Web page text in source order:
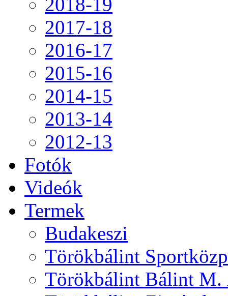
2017-18
2016-17
2015-16
2014-15
2013-14
2012-13
Fotók
Videók
Termek
Budakeszi
Törökbálint
Törökbálint Bálint